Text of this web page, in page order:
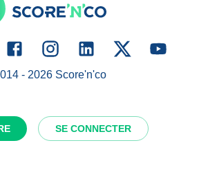
SE CONNECTER
- 2026Score'n'co